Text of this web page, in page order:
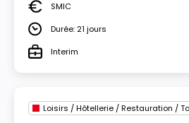
Salaire
SMIC
DuréeDurée: 21 jours
TypeInterim